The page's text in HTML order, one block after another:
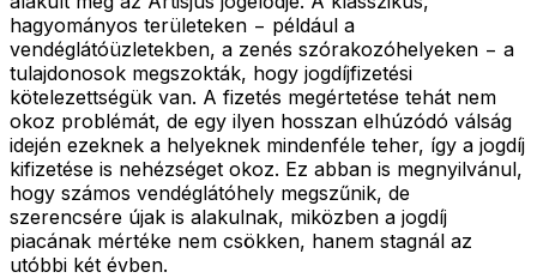
hagyományos területeken − például a
vendéglátóüzletekben, a zenés szórakozóhelyeken − a
tulajdonosok megszokták, hogy jogdíjfizetési
kötelezettségük van. A fizetés megértetése tehát nem
okoz problémát, de egy ilyen hosszan elhúzódó válság
idején ezeknek a helyeknek mindenféle teher, így a jogdíj
kifizetése is nehézséget okoz. Ez abban is megnyilvánul,
hogy számos vendéglátóhely megszűnik, de
szerencsére újak is alakulnak, miközben a jogdíj
piacának mértéke nem csökken, hanem stagnál az
utóbbi két évben.